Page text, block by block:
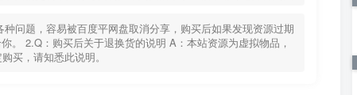
问题，容易被百度平网盘取消分享，购买后如果发现资源过期
。 2.Q：购买后关于退换货的说明 A：本站资源为虚拟物品，
买，请知悉此说明。